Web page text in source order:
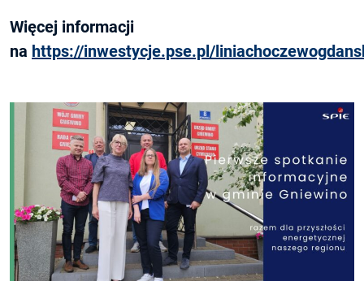
Więcej informacji
na https://inwestycje.pse.pl/